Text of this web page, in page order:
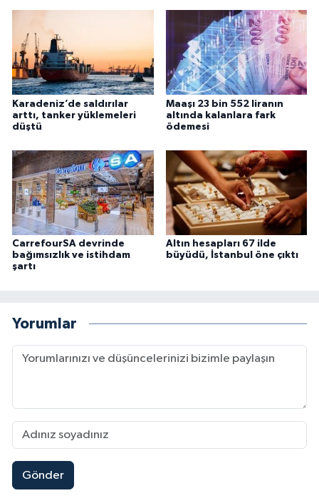
Karadeniz’de saldırılar
arttı, tanker yüklemeleri
düştü
Maaşı 23 bin 552 liranın
altında kalanlara fark
ödemesi
CarrefourSA devrinde
bağımsızlık ve istihdam
şartı
Altın hesapları 67 ilde
büyüdü, İstanbul öne çıktı
Yorumlar
Gönder